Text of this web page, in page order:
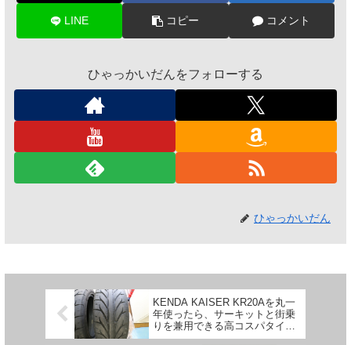
LINE コピー コメント
ひゃっかいだんをフォローする
ひゃっかいだん
KENDA KAISER KR20Aを丸一
年使ったら、サーキットと街乗
りを兼用できる高コスパタイヤ
だということが分かった